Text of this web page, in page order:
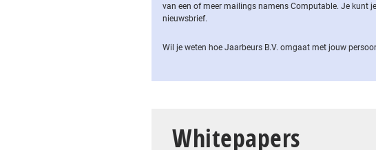
van een of meer mailings namens Computable. Je kunt
nieuwsbrief.
Wil je weten hoe Jaarbeurs B.V. omgaat met jouw
Whitepapers